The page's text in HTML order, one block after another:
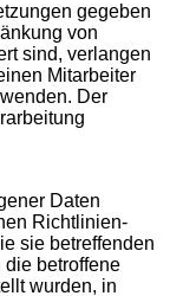
gegeben
von
sind, verlangen
Mitarbeiter
Der
Daten
Richtlinien-
sie betreffenden
betroffene
wurden, in